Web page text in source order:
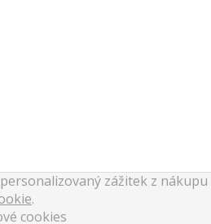
zážitek z
.
cookies